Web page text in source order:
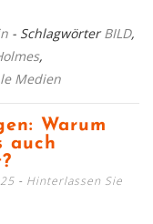
- SchlagwörterBILD,
,
Medien
Warum
auch
Hinterlassen Sie